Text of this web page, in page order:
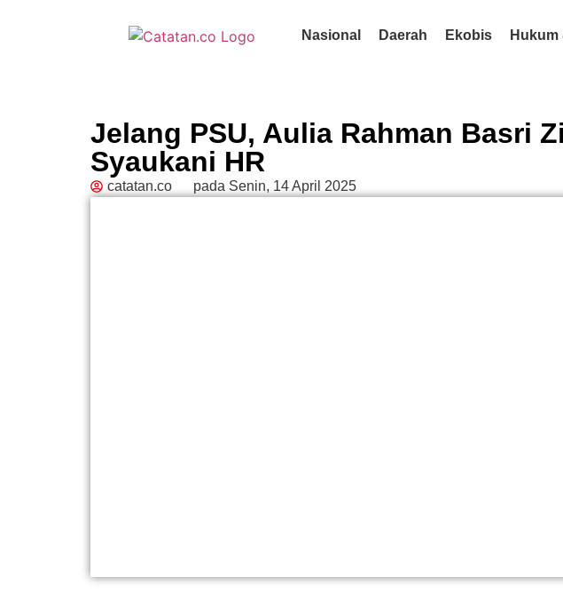
Nasional Daerah Ekobis Hukum
Jelang PSU, Aulia Rahman Basri
Syaukani HR
catatan.co pada Senin, 14 April 2025